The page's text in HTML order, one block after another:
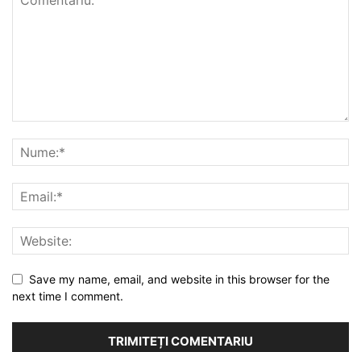
Save my name, email, and website in this browser for the
next time I comment.